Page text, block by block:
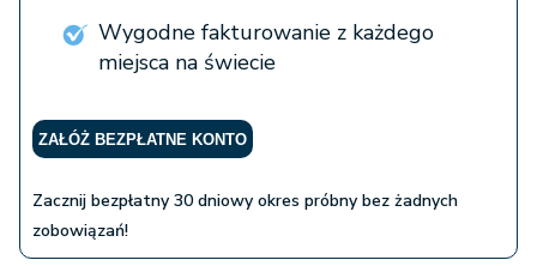
Wygodne fakturowanie z każdego
miejsca na świecie
ZAŁÓŻ BEZPŁATNE KONTO
Zacznij bezpłatny 30 dniowy okres próbny bez żadnych
zobowiązań!